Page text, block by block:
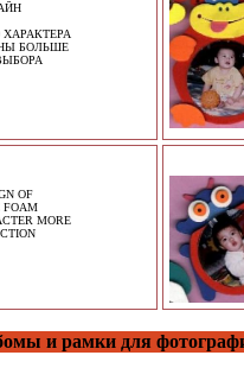
БОЛЬШЕ
OF
FOAM
MORE
и рамки для